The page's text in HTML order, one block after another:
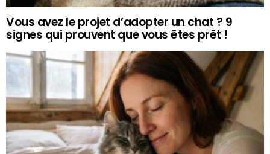
Vous avez le projet d’adopter un chat ? 9
signes qui prouvent que vous êtes prêt !